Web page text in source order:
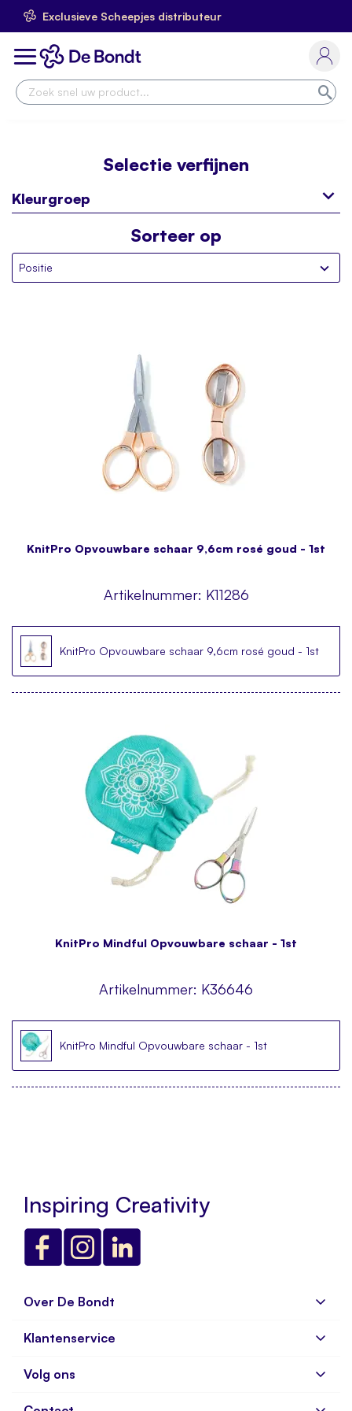
Exclusieve Scheepjes distributeur
Ga
naar
de
Toggle
Selectie verfijnen
Kleurgroep
Sorteer op
KnitPro Opvouwbare schaar 9,6cm rosé goud - 1st
Artikelnummer: K11286
KnitPro Opvouwbare schaar 9,6cm rosé goud - 1st
KnitPro Mindful Opvouwbare schaar - 1st
Artikelnummer: K36646
KnitPro Mindful Opvouwbare schaar - 1st
Inspiring Creativity
Over De Bondt
Over ons
Vacatures
Klantenservice
Veelgestelde vragen
Volg ons